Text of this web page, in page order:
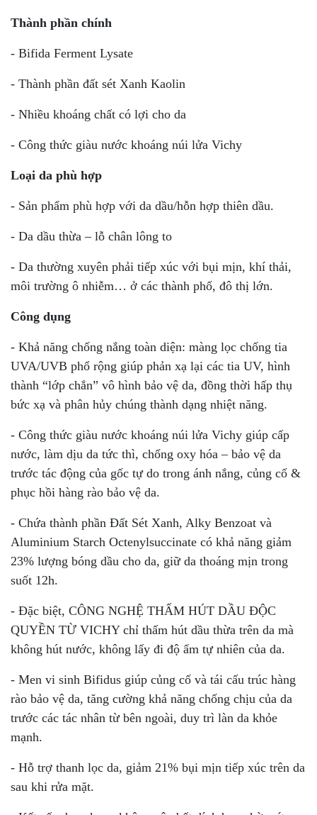
Thành phần chính
- Bifida Ferment Lysate
- Thành phần đất sét Xanh Kaolin
- Nhiều khoáng chất có lợi cho da
- Công thức giàu nước khoáng núi lửa Vichy
Loại da phù hợp
- Sản phẩm phù hợp với da dầu/hỗn hợp thiên dầu.
- Da dầu thừa – lỗ chân lông to
- Da thường xuyên phải tiếp xúc với bụi mịn, khí thải,
môi trường ô nhiễm… ở các thành phố, đô thị lớn.
Công dụng
- Khả năng chống nắng toàn diện: màng lọc chống tia
UVA/UVB phổ rộng giúp phản xạ lại các tia UV, hình
thành “lớp chắn” vô hình bảo vệ da, đồng thời hấp thụ
bức xạ và phân hủy chúng thành dạng nhiệt năng.
- Công thức giàu nước khoáng núi lửa Vichy giúp cấp
nước, làm dịu da tức thì, chống oxy hóa – bảo vệ da
trước tác động của gốc tự do trong ánh nắng, củng cố &
phục hồi hàng rào bảo vệ da.
- Chứa thành phần Đất Sét Xanh, Alky Benzoat và
Aluminium Starch Octenylsuccinate có khả năng giảm
23% lượng bóng dầu cho da, giữ da thoáng mịn trong
suốt 12h.
- Đặc biệt, CÔNG NGHỆ THẤM HÚT DẦU ĐỘC
QUYỀN TỪ VICHY chỉ thấm hút dầu thừa trên da mà
không hút nước, không lấy đi độ ẩm tự nhiên của da.
- Men vi sinh Bifidus giúp củng cố và tái cấu trúc hàng
rào bảo vệ da, tăng cường khả năng chống chịu của da
trước các tác nhân từ bên ngoài, duy trì làn da khỏe
mạnh.
- Hỗ trợ thanh lọc da, giảm 21% bụi mịn tiếp xúc trên da
sau khi rửa mặt.